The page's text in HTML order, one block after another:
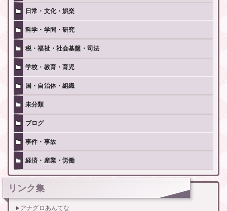
日常・文化・娯楽
科学・学問・研究
税・福祉・社会基盤・司法
学校・教育・育児
国・自治体・組織
未分類
ブログ
事件・事故
経済・産業・労働
リンク集
アナグロあんてな